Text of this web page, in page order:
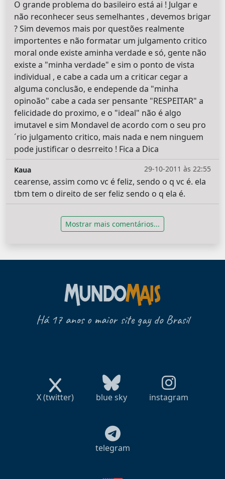
O grande problema do basileiro está ai ! Julgar e
não reconhecer seus semelhantes , devemos brigar
? Sim devemos mais por questões realmente
importentes e não formatar um julgamento critico
moral onde existe aminha verdade e só, gente não
existe a "minha verdade" e sim o ponto de vista
individual , e cabe a cada um a criticar cegar a
alguma conclusão, e endepende da "minha
opinoão" cabe a cada ser pensante "RESPEITAR" a
felicidade do proximo, e o "ideal" não é algo
imutavel e sim Mondavel de acordo com o seu pro
´rio julgamento critico, mais nada e nem ninguem
pode justificar o desrreito ! Fica a Dica
29-10-2011 às 22:55
Kaua
cearense, assim como vc é feliz, sendo o q vc é. ela
tbm tem o direito de ser feliz sendo o q ela é.
Mostrar mais comentários...
Há 17 anos o maior site gay do Brasil
X (twitter) blue sky instagram
telegram